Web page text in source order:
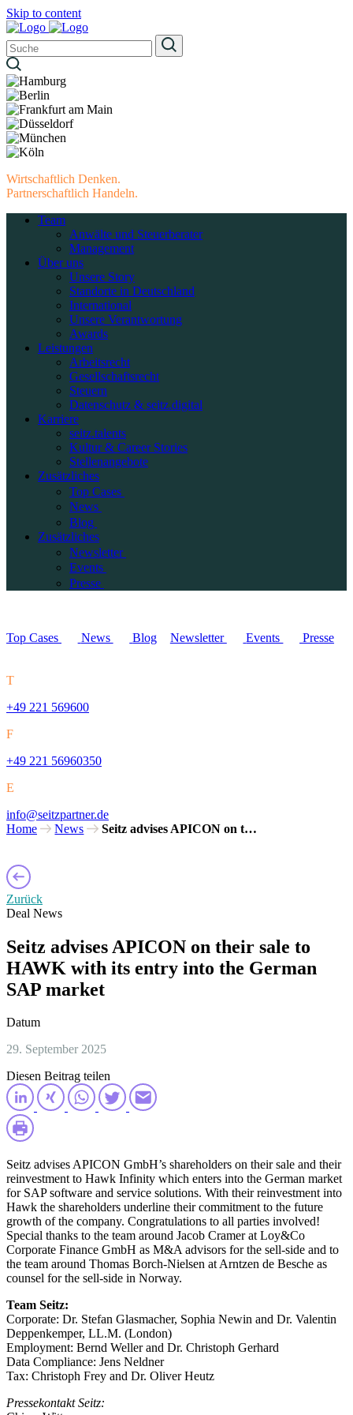
Skip to content
Wirtschaftlich Denken.
Partnerschaftlich Handeln.
Team
Anwälte und Steuerberater
Management
Über uns
Unsere Story
Standorte in Deutschland
International
Unsere Verantwortung
Awards
Leistungen
Arbeitsrecht
Gesellschaftsrecht
Steuern
Datenschutz & seitz.digital
Karriere
seitz.talents
Kultur & Career Stories
Stellenangebote
Zusätzliches
Top Cases
News
Blog
Zusätzliches
Newsletter
Events
Presse
Top Cases News Blog Newsletter Events Presse
T
+49 221 569600
F
+49 221 56960350
E
info@seitzpartner.de
Home
News Seitz advises APICON on t…
Zurück
Deal News
Seitz advises APICON on their sale to
HAWK with its entry into the German
SAP market
Datum
29. September 2025
Diesen Beitrag teilen
Seitz advises APICON GmbH’s shareholders on their sale and their
reinvestment to Hawk Infinity which enters into the German market
for SAP software and service solutions. With their reinvestment into
Hawk the shareholders underline their commitment to the future
growth of the company. Congratulations to all parties involved!
Special thanks to the team around Jacob Cramer at Loy&Co
Corporate Finance GmbH as M&A advisors for the sell-side and to
the team around Thomas Borch-Nielsen at Arntzen de Besche as
counsel for the sell-side in Norway.
Team Seitz:
Corporate: Dr. Stefan Glasmacher, Sophia Newin and Dr. Valentin
Deppenkemper, LL.M. (London)
Employment: Bernd Weller and Dr. Christoph Gerhard
Data Compliance: Jens Neldner
Tax: Christoph Frey and Dr. Oliver Heutz
Pressekontakt Seitz: